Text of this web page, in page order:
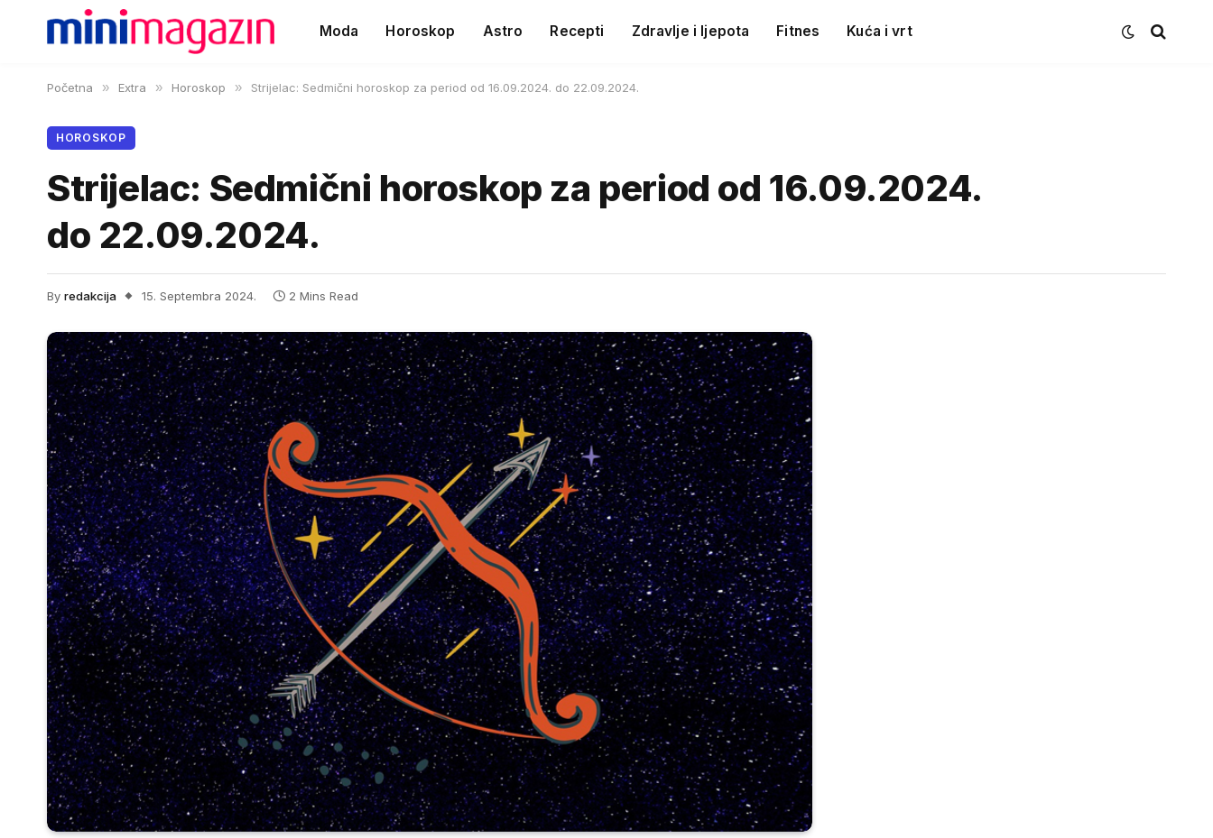
Moda Horoskop Astro Recepti Zdravlje i ljepota Fitnes Kuća i vrt
Početna » Extra » Horoskop » Strijelac: Sedmični horoskop za period od 16.09.2024. do 22.09.2024.
HOROSKOP
Strijelac: Sedmični horoskop za period od 16.09.2024.
do 22.09.2024.
By redakcija 15. Septembra 2024. 2 Mins Read